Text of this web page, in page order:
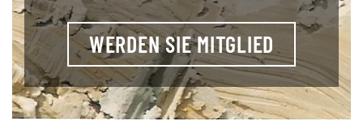
WERDEN SIE MITGLIED